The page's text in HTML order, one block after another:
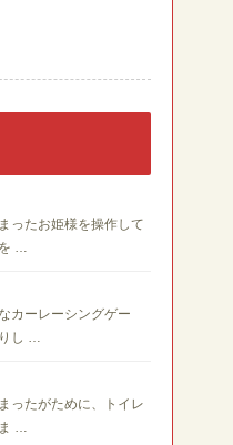
ったお姫様を操作して
…
カーレーシングゲー
し …
ったがために、トイレ
…